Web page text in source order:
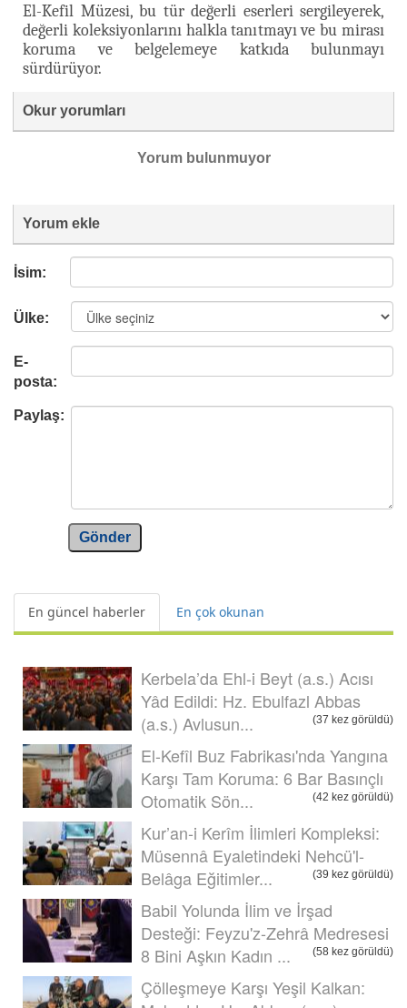
El-Kefil Müzesi, bu tür değerli eserleri sergileyerek,
değerli koleksiyonlarını halkla tanıtmayı ve bu mirası
koruma ve belgelemeye katkıda bulunmayı
sürdürüyor.
Okur yorumları
Yorum bulunmuyor
Yorum ekle
İsim:
Ülke:
E-
posta:
Paylaş:
Gönder
En güncel haberler En çok okunan
Kerbela’da Ehl-i Beyt (a.s.) Acısı
Yâd Edildi: Hz. Ebulfazl Abbas
(a.s.) Avlusun...
(37 kez görüldü)
El-Kefîl Buz Fabrikası'nda Yangına
Karşı Tam Koruma: 6 Bar Basınçlı
Otomatik Sön...
(42 kez görüldü)
Kur’an-i Kerîm İlimleri Kompleksi:
Müsennâ Eyaletindeki Nehcü'l-
Belâga Eğitimler...
(39 kez görüldü)
Babil Yolunda İlim ve İrşad
Desteği: Feyzu'z-Zehrâ Medresesi
8 Bini Aşkın Kadın ...
(58 kez görüldü)
Çölleşmeye Karşı Yeşil Kalkan: